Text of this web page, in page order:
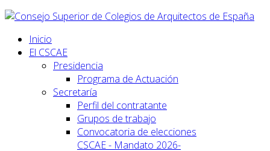
Inicio
El CSCAE
Presidencia
Programa de Actuación
Secretaría
Perfil del contratante
Grupos de trabajo
Convocatoria de elecciones
CSCAE - Mandato 2026-